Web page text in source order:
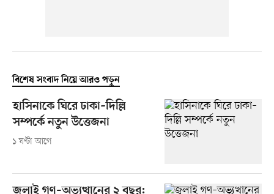
বিশেষ সংবাদ নিয়ে আরও পড়ুন
হাসিনাকে ঘিরে ঢাকা–দিল্লি
সম্পর্কে নতুন উত্তেজনা
১ ঘণ্টা আগে